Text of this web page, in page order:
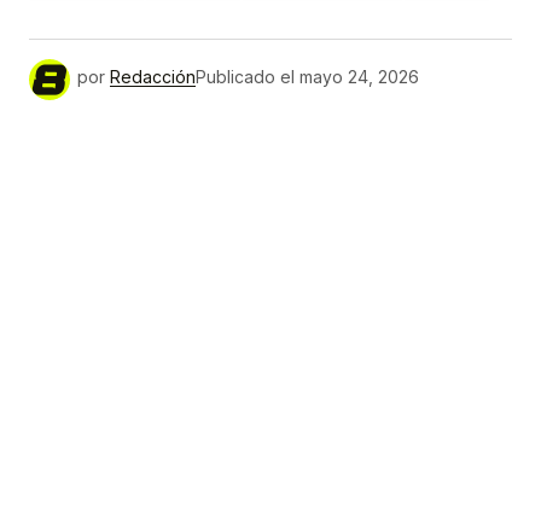
por RedacciónPublicado el mayo 24, 2026